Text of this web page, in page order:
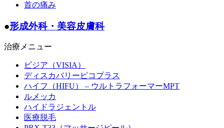
首の痛み
●形成外科・美容皮膚科
治療メニュー
ビジア（VISIA）
ディスカバリーピコプラス
ハイフ（HIFU） – ウルトラフォーマーMPT
ルメッカ
ハイドラジェントル
医療脱毛